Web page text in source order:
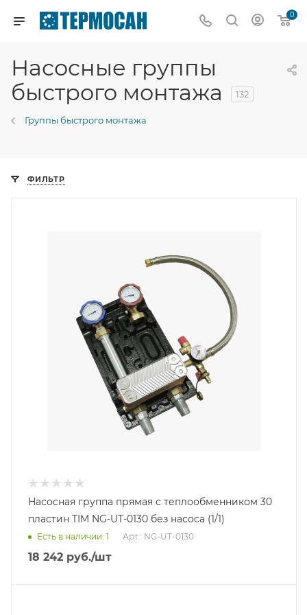
0
Насосные группы
быстрого монтажа
132
Группы быстрого монтажа
ФИЛЬТР
Насосная группа прямая с теплообменником 30
пластин TIM NG-UT-0130 без насоса (1/1)
Есть в наличии: 1 Арт.: NG-UT-0130
18 242 руб./шт